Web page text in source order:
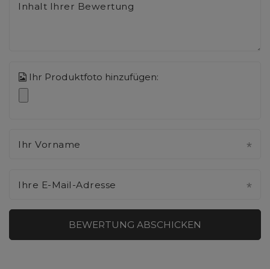
Inhalt Ihrer Bewertung
Ihr Produktfoto hinzufügen:
Ihr Vorname
Ihre E-Mail-Adresse
BEWERTUNG ABSCHICKEN